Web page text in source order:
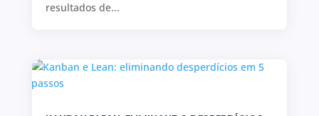
resultados de...